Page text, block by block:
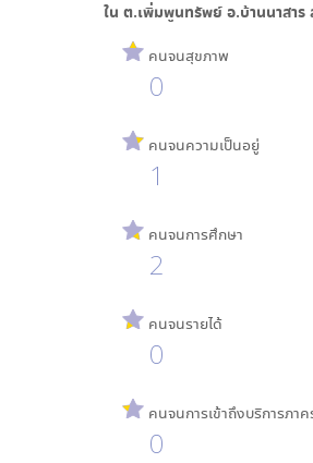
ใน ต.เพิ่มพูนทรัพย์ อ.บ้านนาสาร
คนจนสุขภาพ
0
คนจนความเป็นอยู่
1
คนจนการศึกษา
2
คนจนรายได้
0
คนจนการเข้าถึงบริการภาค
0